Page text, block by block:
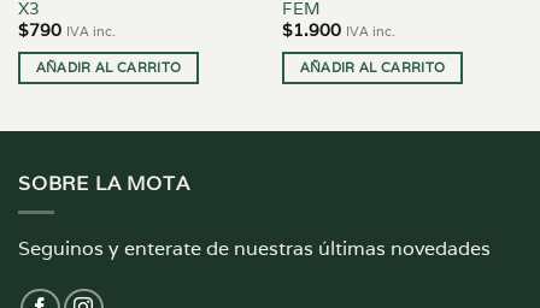
X3
$790 IVA inc.
AÑADIR AL CARRITO
FEM
$1.900 IVA inc.
AÑADIR AL CARRITO
SOBRE LA MOTA
Seguinos y enterate de nuestras últimas novedades